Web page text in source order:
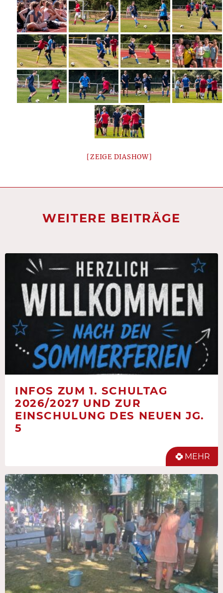
[ZEIGE DIASHOW]
WEITERE BEITRÄGE
INFOS ZUM 1. SCHULTAG
2026/2027 UND ZUR
EINSCHULUNG DES NEUEN JG.
5
MEHR